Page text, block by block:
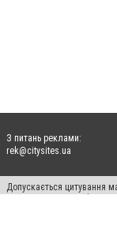
З питань реклами:
rek@citysites.ua
Допускається цитування
пошукових систем